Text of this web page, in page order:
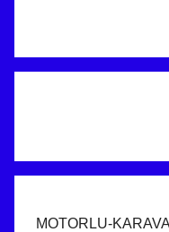
MOTORLU-